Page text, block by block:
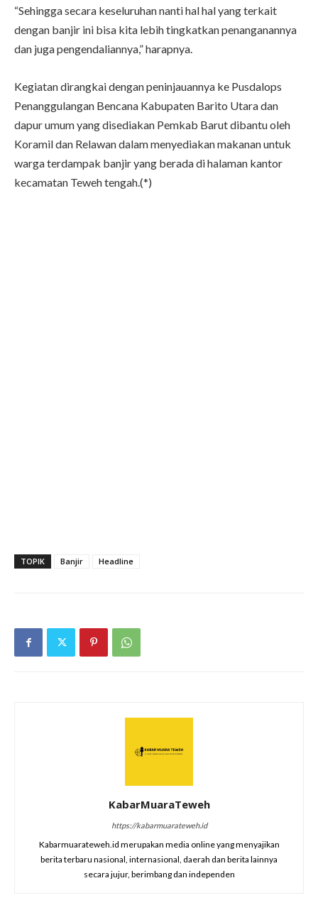
“Sehingga secara keseluruhan nanti hal hal yang terkait
dengan banjir ini bisa kita lebih tingkatkan penanganannya
dan juga pengendaliannya,” harapnya.
Kegiatan dirangkai dengan peninjauannya ke Pusdalops
Penanggulangan Bencana Kabupaten Barito Utara dan
dapur umum yang disediakan Pemkab Barut dibantu oleh
Koramil dan Relawan dalam menyediakan makanan untuk
warga terdampak banjir yang berada di halaman kantor
kecamatan Teweh tengah.(*)
TOPIK Banjir Headline
KabarMuaraTeweh
https://kabarmuarateweh.id
Kabarmuarateweh.id merupakan media online yang menyajikan
berita terbaru nasional, internasional, daerah dan berita lainnya
secara jujur, berimbang dan independen